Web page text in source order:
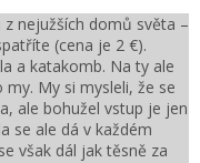
nejužších domů světa –
(cena je 2 €).
a katakomb. Na ty ale
My si mysleli, že se
ale bohužel vstup je jen
se ale dá v každém
však dál jak těsně za